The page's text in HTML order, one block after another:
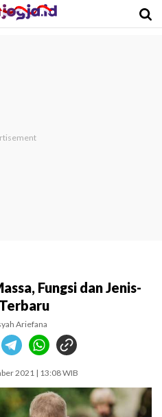
Fungsi dan Jenis-
Ariefana
2021 | 13:08 WIB